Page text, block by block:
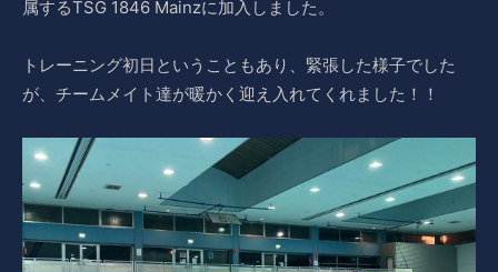
属するTSG 1846 Mainzに加入しました。
トレーニング初日ということもあり、緊張した様子でした
が、チームメイト達が暖かく迎え入れてくれました！！